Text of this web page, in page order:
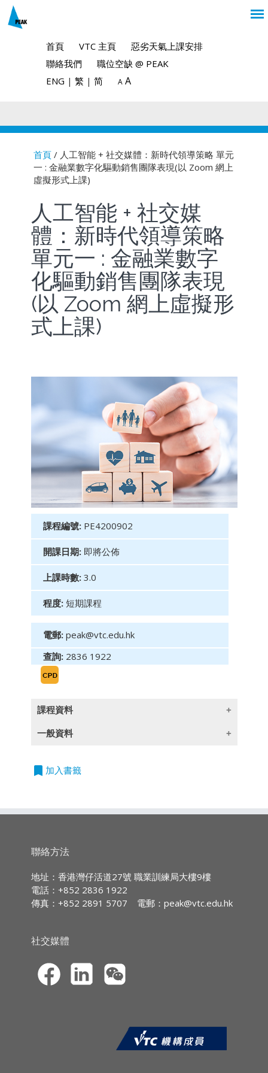
首頁 VTC 主頁
惡劣天氣上課安排
聯絡我們
職位空缺 @ PEAK
ENG | 繁 | 简 A A
You are here
首頁/ 人工智能 + 社交媒體：新時代領導策略 單元
一 : 金融業數字化驅動銷售團隊表現(以 Zoom 網上
虛擬形式上課)
人工智能 + 社交媒
體：新時代領導策略
單元一 : 金融業數字
化驅動銷售團隊表現
(以 Zoom 網上虛擬形
式上課)
課程編號: PE4200902
開課日期: 即將公佈
上課時數: 3.0
程度: 短期課程
電郵: peak@vtc.edu.hk
查詢: 2836 1922
課程資料
在社交媒體主導的時代，為金融領袖提供人工智
課程大綱：
表現。
2. 學習以人工智能驅動的領導技巧，有效激勵
及指導銷售團隊。
3. 運用社交聆聽，識別商機及客戶需求。
族辦公室的最新趨勢。
5. 整合數碼績效管理工具，實現數據驅動的決
策。
一般資料
授課語言
持續專業進修
IA CPD Hours:
3
MPFA Non-core CPD Hours:
HKMA ECF CPD Hours 3
bookmark 加入書籤
聯絡方法
地址：香港灣仔活道27號 職業訓練局大樓9樓
電話：+852 2836 1922
傳真：+852 2891 5707
電郵： peak@vtc.edu.hk
社交媒體